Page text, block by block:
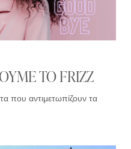
ΤΟ FRIZZ
που αντιμετωπίζουν τα